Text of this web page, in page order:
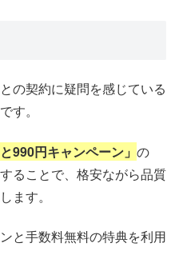
の契約に疑問を感じている
す。
990円キャンペーン」 の
ることで、格安ながら品質
ます。
と手数料無料の特典を利用